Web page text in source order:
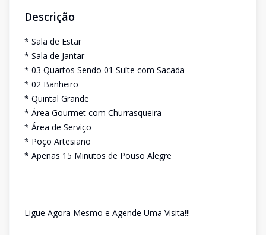
Descrição
* Sala de Estar
* Sala de Jantar
* 03 Quartos Sendo 01 Suíte com Sacada
* 02 Banheiro
* Quintal Grande
* Área Gourmet com Churrasqueira
* Área de Serviço
* Poço Artesiano
* Apenas 15 Minutos de Pouso Alegre
Ligue Agora Mesmo e Agende Uma Visita!!!